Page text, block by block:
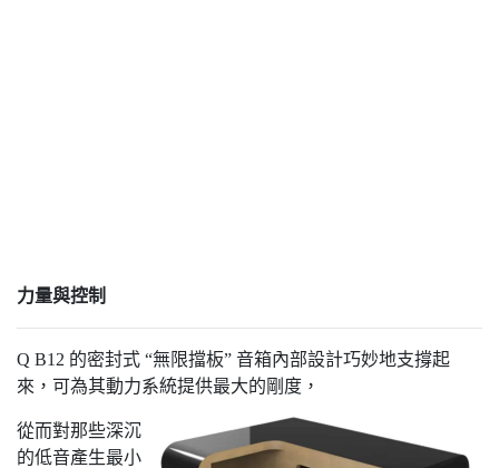
力量與控制
Q B12 的密封式 “無限擋板” 音箱內部設計巧妙地支撐起
來，可為其動力系統提供最大的剛度，
從而對那些深沉
的低音產生最小